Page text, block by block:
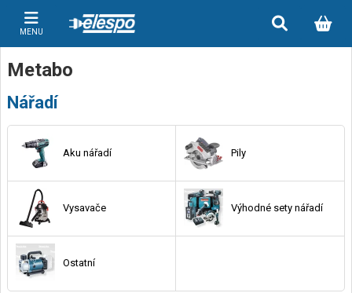
MENU
Metabo
Nářadí
Aku nářadí Pily
Vysavače Výhodné sety nářadí
Ostatní